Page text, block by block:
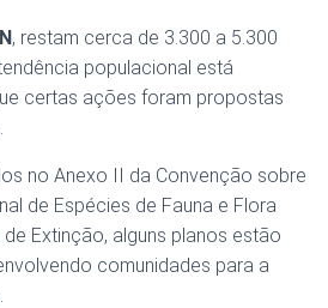
, restam cerca de 3.300 a 5.300
populacional está
certas ações foram propostas
no Anexo II da Convenção sobre
de Espécies de Fauna e Flora
Extinção, alguns planos estão
comunidades para a